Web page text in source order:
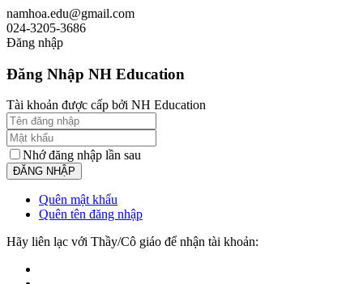
namhoa.edu@gmail.com
024-3205-3686
Đăng nhập
Đăng Nhập NH Education
Tài khoản được cấp bởi NH Education
Nhớ đăng nhập lần sau
Quên mật khẩu
Quên tên đăng nhập
Hãy liên lạc với Thầy/Cô giáo để nhận tài khoản: